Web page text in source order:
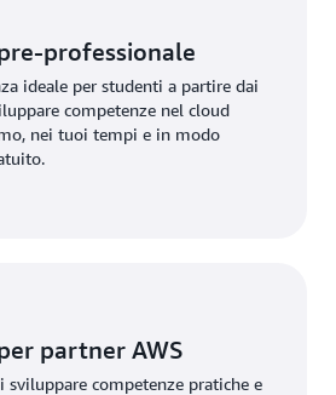
professionale
ideale per studenti a partire dai
competenze nel cloud
nei tuoi tempi e in modo
partner AWS
sviluppare competenze pratiche e